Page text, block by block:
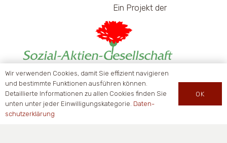
Ein Pro­jekt der
Impressum
Wir verwenden Cookies, damit Sie effizient navigieren
und bestimmte Funktionen ausführen können.
Detaillierte Informationen zu allen Cookies finden Sie
unten unter jeder Einwilligungskategorie. Daten­
schutz­er­klä­rung
OK